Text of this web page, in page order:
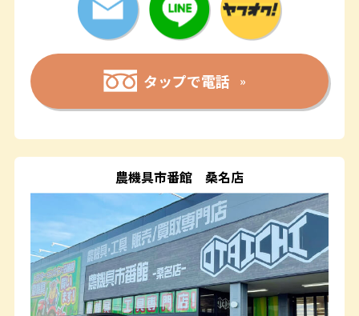
タップで電話
農機具市番館 桑名店